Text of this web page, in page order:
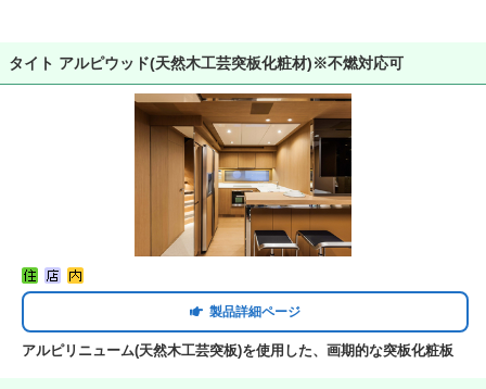
タイト アルピウッド(天然木工芸突板化粧材)※不燃対応可
製品詳細ページ
アルピリニューム(天然木工芸突板)を使用した、画期的な突板化粧板